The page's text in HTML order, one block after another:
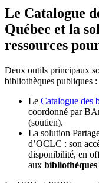
Le Catalogue
Québec et la
ressources
Deux outils principaux
bibliothèques publiques :
Le Catalogue des
coordonné par
(soutien).
La solution
d’OCLC : son
disponibilité, en
aux